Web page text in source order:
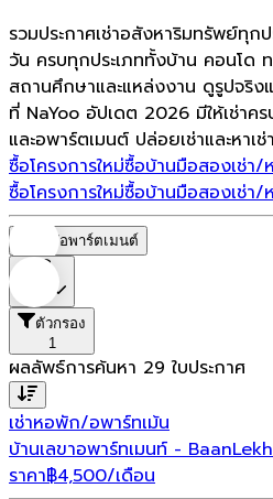
รวมประกาศเช่าอสังหาริมทรัพย์ทุก
วัน ครบทุกประเภททั้งบ้าน คอนโด
สถานศึกษาและแหล่งงาน ดูรูปจริง
ที่ NaYoo อัปเดต 2026 มีให้เช่าค
และอพาร์ตเมนต์ ปล่อยเช่าและหาเ
ซื้อโครงการใหม่ซื้อบ้านมือสองเช่า
ซื้อโครงการใหม่ซื้อบ้านมือสองเช่า
หอพัก/อพาร์ตเมนต์
ตัวกรอง
1
ผลลัพธ์การค้นหา 29 ใบประกาศ
เช่าหอพัก/อพาร์ทเม้น
บ้านเลขาอพาร์ทเมนท์ -
ราคา฿4,500/เดือน